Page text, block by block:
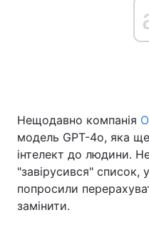
Головна
Україна
Економіка
Спорт
Нещодавно компанія
модель GPT-4o, яка
інтелект до людини.
"завірусився" список,
попросили
замінити.